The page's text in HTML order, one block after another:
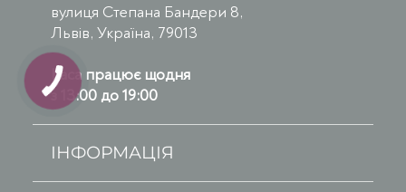
вулиця Степана Бандери 8,
Львів, Україна, 79013
Каса працює щодня
з 13:00 до 19:00
ІНФОРМАЦІЯ